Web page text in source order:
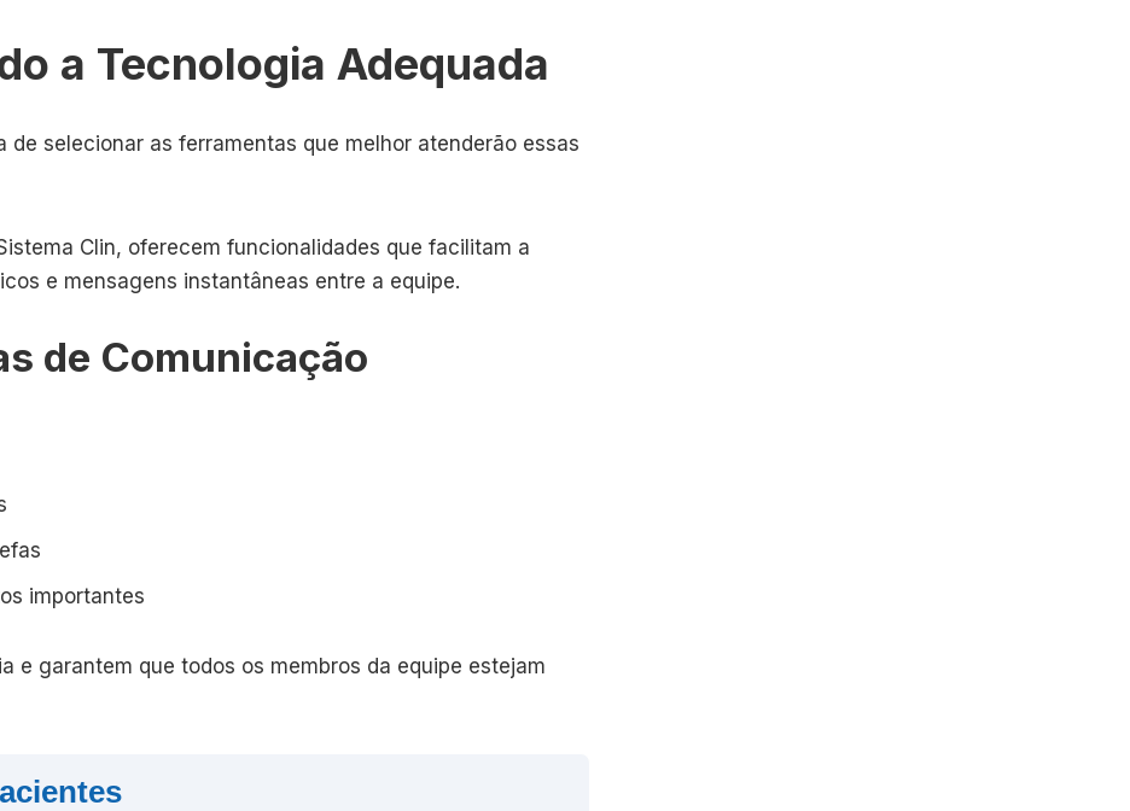
a Tecnologia Adequada
selecionar as ferramentas que melhor atenderão essas
Clin, oferecem funcionalidades que facilitam a
e mensagens instantâneas entre a equipe.
de Comunicação
importantes
e garantem que todos os membros da equipe estejam